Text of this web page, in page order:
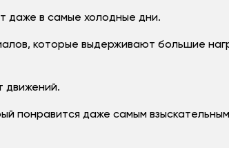
даже в самые холодные дни.
которые выдерживают большие
движений.
понравится даже самым